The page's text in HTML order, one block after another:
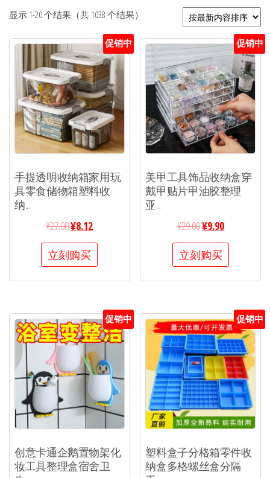
显示 1-20 个结果（共 1038 个结果）
促销中
手提透明收纳箱家用玩
具零食储物箱塑料收
纳...
¥27.00¥8.12
立刻购买
促销中
美甲工具饰品收纳盒穿
戴甲贴片甲油胶整理
亚...
¥29.00¥9.90
立刻购买
促销中
创意卡通企鹅置物架化
妆工具整理盒宿舍卫
促销中
塑料盒子分格箱零件收
纳盒多格螺丝盒分隔